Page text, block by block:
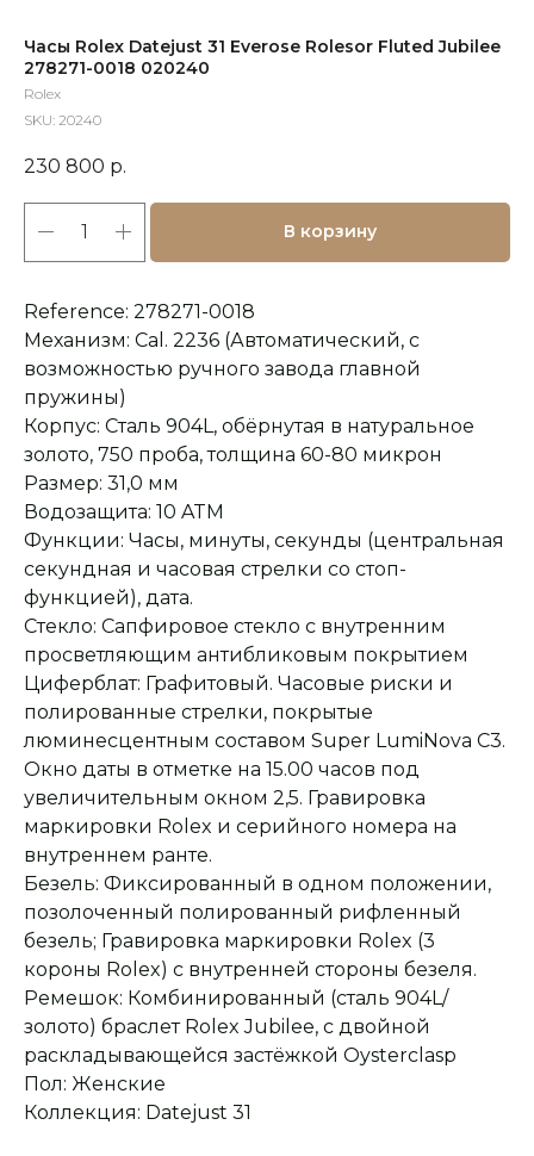
Часы Rolex Datejust 31 Everose Rolesor Fluted Jubilee
278271-0018 020240
Rolex
SKU: 20240
230 800 р.
В корзину
Reference: 278271-0018
Механизм: Cal. 2236 (Автоматический, с
возможностью ручного завода главной
пружины)
Корпус: Сталь 904L, обёрнутая в натуральное
золото, 750 проба, толщина 60-80 микрон
Размер: 31,0 мм
Водозащита: 10 ATM
Функции: Часы, минуты, секунды (центральная
секундная и часовая стрелки со стоп-
функцией), дата.
Стекло: Сапфировое стекло с внутренним
просветляющим антибликовым покрытием
Циферблат: Графитовый. Часовые риски и
полированные стрелки, покрытые
люминесцентным составом Super LumiNova С3.
Окно даты в отметке на 15.00 часов под
увеличительным окном 2,5. Гравировка
маркировки Rolex и серийного номера на
внутреннем ранте.
Безель: Фиксированный в одном положении,
позолоченный полированный рифленный
безель; Гравировка маркировки Rolex (3
короны Rolex) с внутренней стороны безеля.
Ремешок: Комбинированный (сталь 904L/
золото) браслет Rolex Jubilee, с двойной
раскладывающейся застёжкой Oysterclasp
Пол: Женские
Коллекция: Datejust 31
Оплата при получении
Заказ опласивается
после примерки и
осмотра товара
Подробная
консультация
Ответим на все вопросы
и поможем с выбором
Сервисное
обслуживание
На все товары